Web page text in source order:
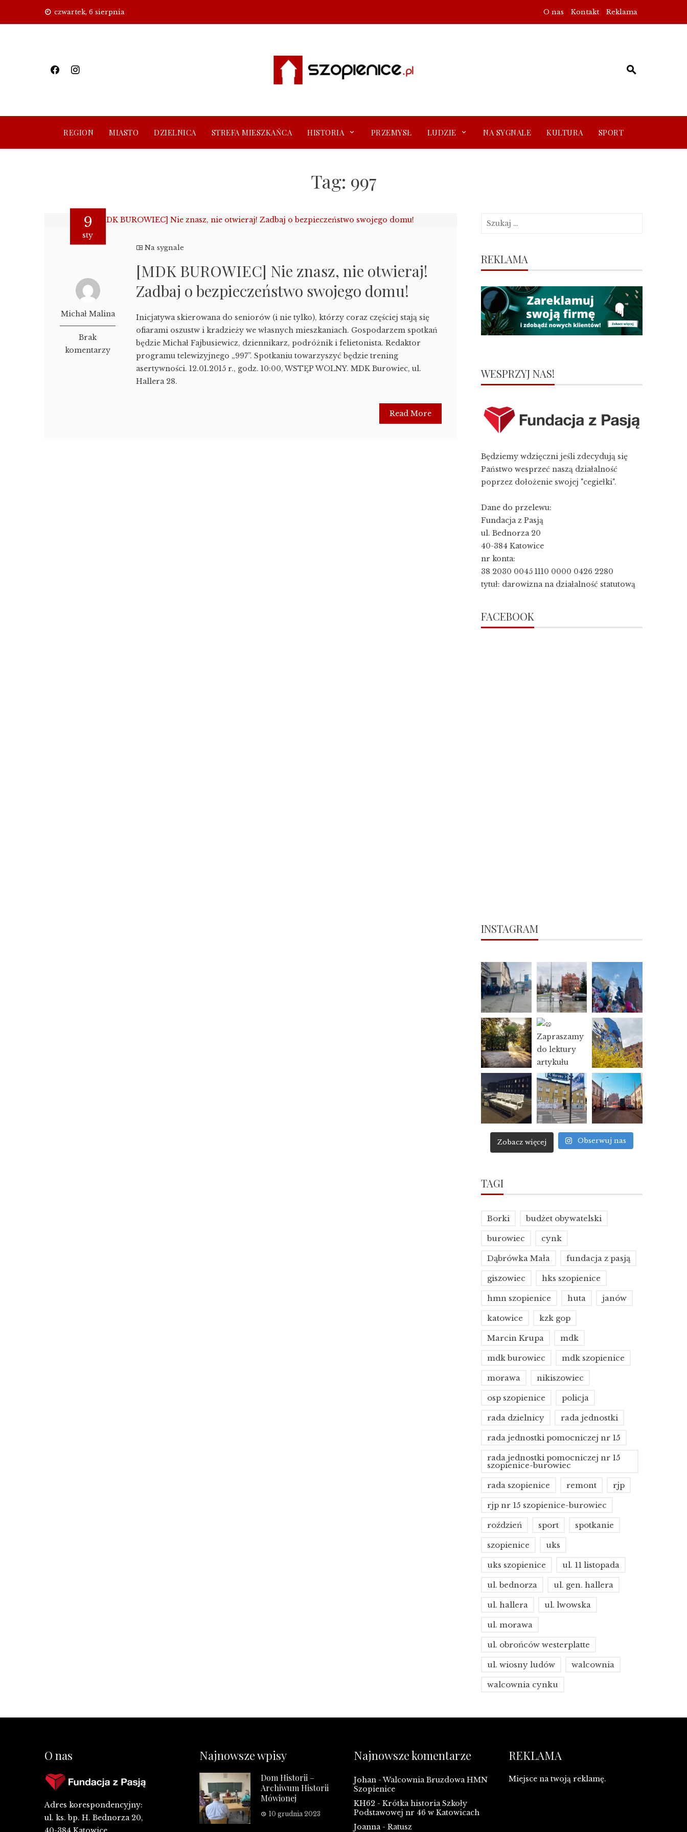
czwartek, 6 sierpnia O nas Kontakt Reklama
REGION MIASTO DZIELNICA STREFA MIESZKAŃCA HISTORIA PRZEMYSŁ LUDZIE NA SYGNALE KULTURA SPORT
Tag: 997
9
sty
Michał Malina
Brak
komentarzy
Na sygnale
[MDK BUROWIEC] Nie znasz, nie otwieraj!
Zadbaj o bezpieczeństwo swojego domu!
Inicjatywa skierowana do seniorów (i nie tylko), którzy coraz częściej stają się
ofiarami oszustw i kradzieży we własnych mieszkaniach. Gospodarzem spotkań
będzie Michał Fajbusiewicz, dziennikarz, podróżnik i felietonista. Redaktor
programu telewizyjnego „997”. Spotkaniu towarzyszyć będzie trening
asertywności. 12.01.2015 r., godz. 10:00, WSTĘP WOLNY. MDK Burowiec, ul.
Hallera 28.
Read More
Szukaj:
REKLAMA
WESPRZYJ NAS!
Będziemy wdzięczni jeśli zdecydują się
Państwo wesprzeć naszą działalność
poprzez dołożenie swojej "cegiełki".
Dane do przelewu:
Fundacja z Pasją
ul. Bednorza 20
40-384 Katowice
nr konta:
38 2030 0045 1110 0000 0426 2280
tytuł: darowizna na działalność statutową
FACEBOOK
INSTAGRAM
Zobacz więcej Obserwuj nas
TAGI
Borki budżet obywatelski
burowiec cynk
Dąbrówka Mała fundacja z pasją
giszowiec hks szopienice
hmn szopienice huta janów
katowice kzk gop
Marcin Krupa mdk
mdk burowiec mdk szopienice
morawa nikiszowiec
osp szopienice policja
rada dzielnicy rada jednostki
rada jednostki pomocniczej nr 15
rada jednostki pomocniczej nr 15
szopienice-burowiec
rada szopienice remont rjp
rjp nr 15 szopienice-burowiec
roździeń sport spotkanie
szopienice uks
uks szopienice ul. 11 listopada
ul. bednorza ul. gen. hallera
ul. hallera ul. lwowska
ul. morawa
ul. obrońców westerplatte
ul. wiosny ludów walcownia
walcownia cynku
O nas
Adres korespondencyjny:
ul. ks. bp. H. Bednorza 20,
Najnowsze wpisy
Dom Historii –
Archiwum Historii
Mówionej
10 grudnia 2023
Najnowsze komentarze
Johan -Walcownia Bruzdowa HMN
Szopienice
KH62 - Krótka historia Szkoły
Podstawowej nr 46 w Katowicach
Joanna- Ratusz
REKLAMA
Miejsce na twoją reklamę.